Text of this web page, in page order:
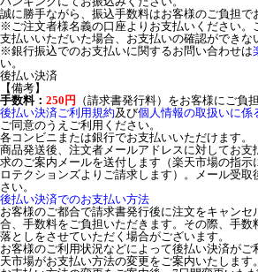
誠に勝手ながら、振込手数料はお客様のご負担で
※ご注文者様名義の口座よりお支払いください。
支払いいただいた場合、お支払いの確認ができな
※銀行振込でのお支払いに関するお問い合わせは
い。
後払い決済
【備考】
手数料： 250円
（請求書発行料）をお客様にご負
後払い決済ご利用規約及び個人情報の取扱いに係
ご同意のうえご利用ください。
各コンビニまたは銀行でお支払いいただけます。
商品発送後、注文者メールアドレスに対してお支
求のご案内メールを送付します（楽天市場の指示
ロテクションズよりご請求します）。メール受
さい。
後払い決済でのお支払い方法
お客様のご都合で請求書発行後に注文をキャンセ
合、手数料をご負担いただきます。その際、手数
落としをさせていただく場合がございます。
お客様のご利用状況などによって後払い決済が
天市場がお支払い方法の変更をご案内いたします。